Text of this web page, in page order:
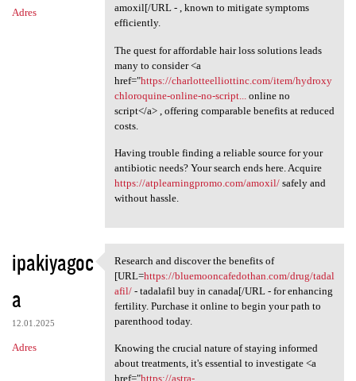
Adres
amoxil[/URL - , known to mitigate symptoms
efficiently.
The quest for affordable hair loss solutions leads
many to consider <a
href="https://charlotteelliottinc.com/item/hydroxy
chloroquine-online-no-script...
online no
script</a> , offering comparable benefits at reduced
costs.
Having trouble finding a reliable source for your
antibiotic needs? Your search ends here. Acquire
https://atplearningpromo.com/amoxil/safely and
without hassle.
ipakiyagoc
a
12.01.2025
Adres
Research and discover the
Research and discover the benefits of
[URL=https://bluemooncafedothan.com/drug/tadal
afil/- tadalafil buy in canada[/URL - for enhancing
fertility. Purchase it online to begin your path to
parenthood today.
Knowing the crucial nature of staying informed
about treatments, it's essential to investigate <a
href="https://astra-